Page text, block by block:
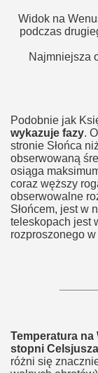
Widok na
podczas
Najmniejsza
Podobnie jak
wykazuje fazy.
stronie Słońca
obserwowaną
osiąga
coraz węższy
obserwowalne
Słońcem, jest w
teleskopach jest
rozproszonego w
Temperatura na
stopni Celsjusza
różni się